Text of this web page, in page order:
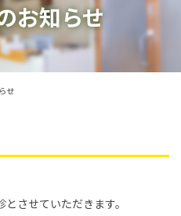
お知らせ
せ
させていただきます。